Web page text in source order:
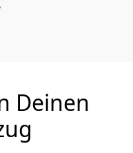
Deinen